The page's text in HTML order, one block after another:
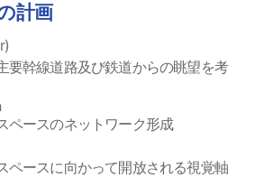
計画
要幹線道路及び鉄道からの眺望を考
ペースのネットワーク形成
ペースに向かって開放される視覚軸